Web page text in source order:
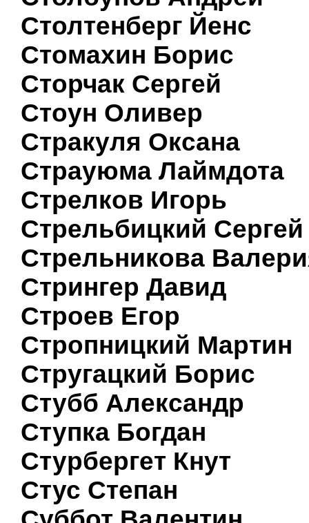
Столтенберг Йенс
Стомахин Борис
Сторчак Сергей
Стоун Оливер
Стракуля Оксана
Страуюма Лаймдота
Стрелков Игорь
Стрельбицкий Сергей
Стрельникова
Стрингер Давид
Строев Егор
Стропницкий Мартин
Стругацкий Борис
Стубб Александр
Ступка Богдан
Стурбергет Кнут
Стус Степан